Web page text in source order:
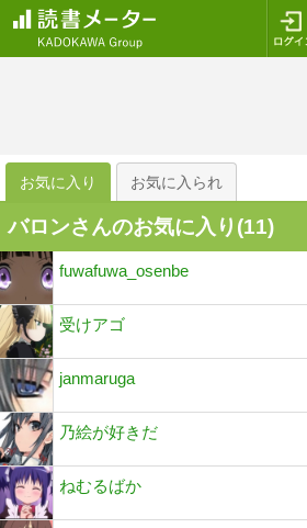
お気に入り お気に入られ
バロンさんのお気に入り(11)
fuwafuwa_osenbe
受けアゴ
janmaruga
乃絵が好きだ
ねむるばか